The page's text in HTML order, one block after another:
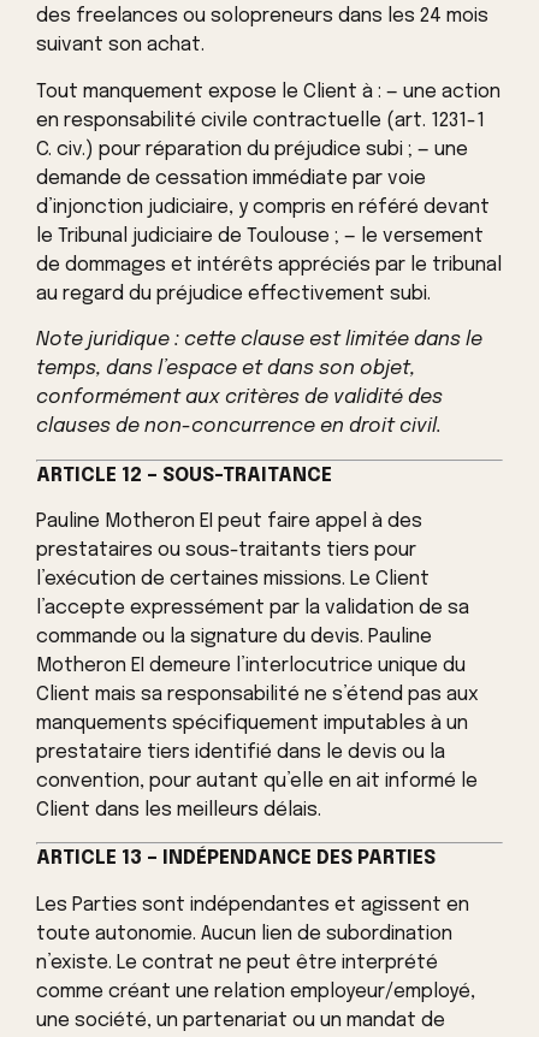
des freelances ou solopreneurs dans les 24 mois
suivant son achat.
Tout manquement expose le Client à : — une action
en responsabilité civile contractuelle (art. 1231-1
C. civ.) pour réparation du préjudice subi ; — une
demande de cessation immédiate par voie
d’injonction judiciaire, y compris en référé devant
le Tribunal judiciaire de Toulouse ; — le versement
de dommages et intérêts appréciés par le tribunal
au regard du préjudice effectivement subi.
Note juridique : cette clause est limitée dans le
temps, dans l’espace et dans son objet,
conformément aux critères de validité des
clauses de non-concurrence en droit civil.
ARTICLE 12 – SOUS-TRAITANCE
Pauline Motheron EI peut faire appel à des
prestataires ou sous-traitants tiers pour
l’exécution de certaines missions. Le Client
l’accepte expressément par la validation de sa
commande ou la signature du devis. Pauline
Motheron EI demeure l’interlocutrice unique du
Client mais sa responsabilité ne s’étend pas aux
manquements spécifiquement imputables à un
prestataire tiers identifié dans le devis ou la
convention, pour autant qu’elle en ait informé le
Client dans les meilleurs délais.
ARTICLE 13 – INDÉPENDANCE DES PARTIES
Les Parties sont indépendantes et agissent en
toute autonomie. Aucun lien de subordination
n’existe. Le contrat ne peut être interprété
comme créant une relation employeur/employé,
une société, un partenariat ou un mandat de